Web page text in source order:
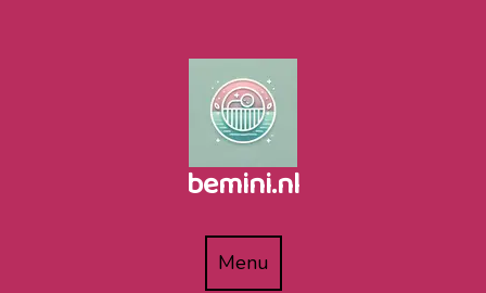
bemini.nl
MenuMenu